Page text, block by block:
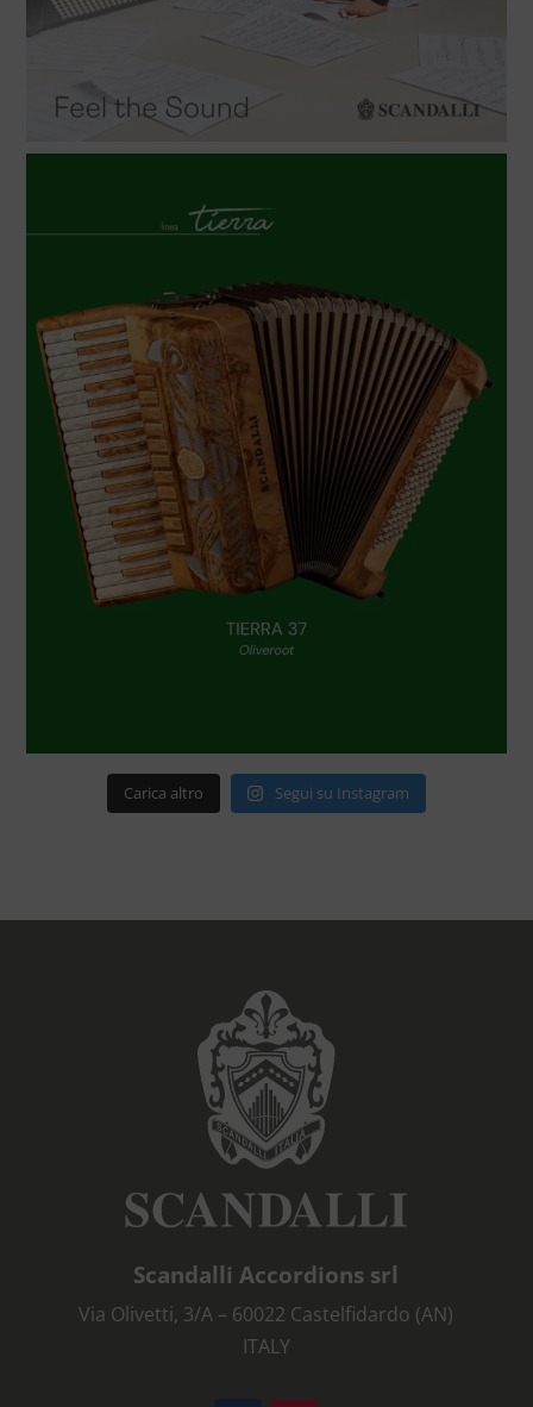
Carica altro Segui su Instagram
Scandalli Accordions srl
Via Olivetti, 3/A – 60022 Castelfidardo (AN)
ITALY